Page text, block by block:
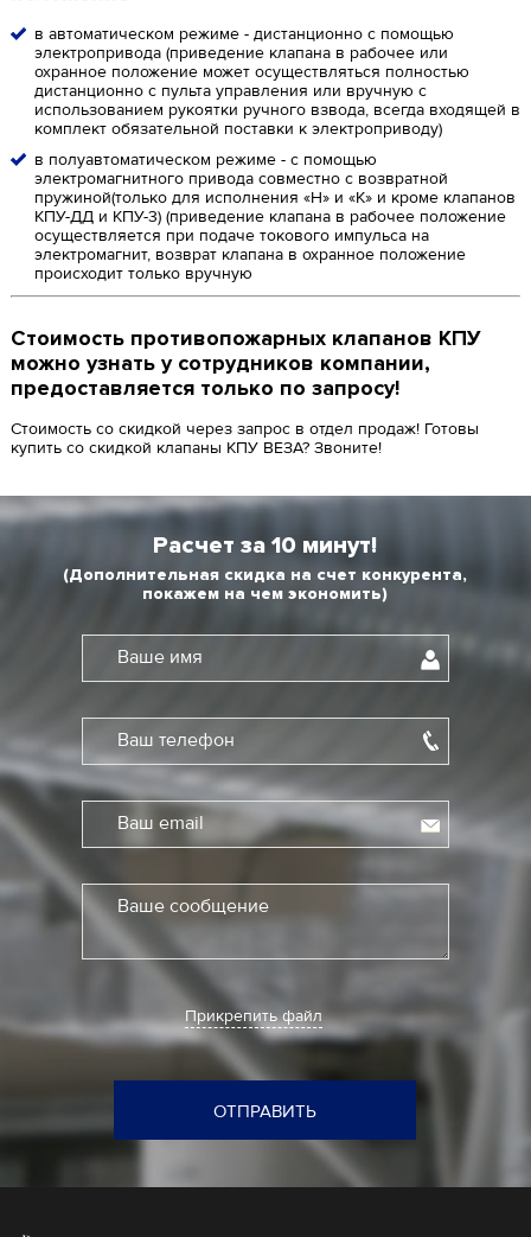
в автоматическом режиме - дистанционно с помощью
электропривода (приведение клапана в рабочее или
охранное положение может осуществляться полностью
дистанционно с пульта управления или вручную с
использованием рукоятки ручного взвода, всегда входящей в
комплект обязательной поставки к электроприводу)
в полуавтоматическом режиме - с помощью
электромагнитного привода совместно с возвратной
пружиной(только для исполнения «Н» и «К» и кроме клапанов
КПУ-ДД и КПУ-3) (приведение клапана в рабочее положение
осуществляется при подаче токового импульса на
электромагнит, возврат клапана в охранное положение
происходит только вручную
Стоимость противопожарных клапанов КПУ
можно узнать у сотрудников компании,
предоставляется только по запросу!
Стоимость со скидкой через запрос в отдел продаж! Готовы
купить со скидкой клапаны КПУ ВЕЗА? Звоните!
Расчет за 10 минут!
(Дополнительная скидка на счет конкурента,
покажем на чем экономить)
Ваше имя
Ваш телефон
Ваш email
Ваше сообщение
Прикрепить файл
ОТПРАВИТЬ